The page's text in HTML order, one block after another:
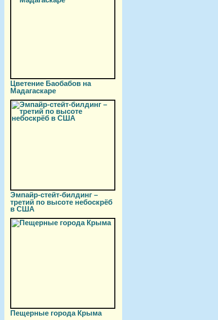
Цветение Баобабов на
Мадагаскаре
Эмпайр-стейт-билдинг –
третий по высоте небоскрёб
в США
Пещерные города Крыма